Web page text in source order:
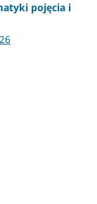
pojęcia i